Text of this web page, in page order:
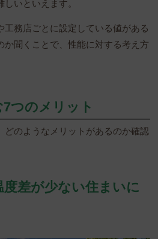
いといえます。
工務店ごとに設定している値がある
か聞くことで、性能に対する考え方
つのメリット
どのようなメリットがあるのか確認
差が少ない住まいに